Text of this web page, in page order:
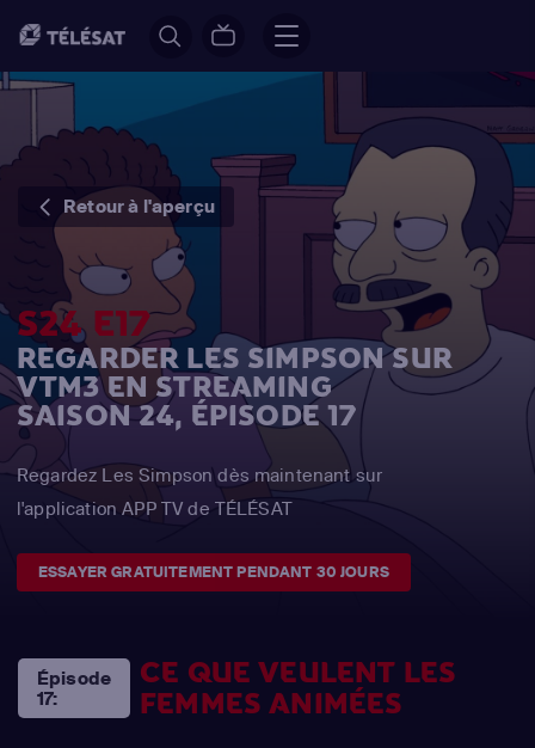
Retour à l'aperçu
S24 E17
REGARDER LES SIMPSON SUR
VTM3 EN STREAMING
SAISON 24, ÉPISODE 17
Regardez Les Simpson dès maintenant sur
l'application APP TV de TÉLÉSAT
ESSAYER GRATUITEMENT PENDANT 30 JOURS
Épisode
17:
CE QUE VEULENT LES
FEMMES ANIMÉES